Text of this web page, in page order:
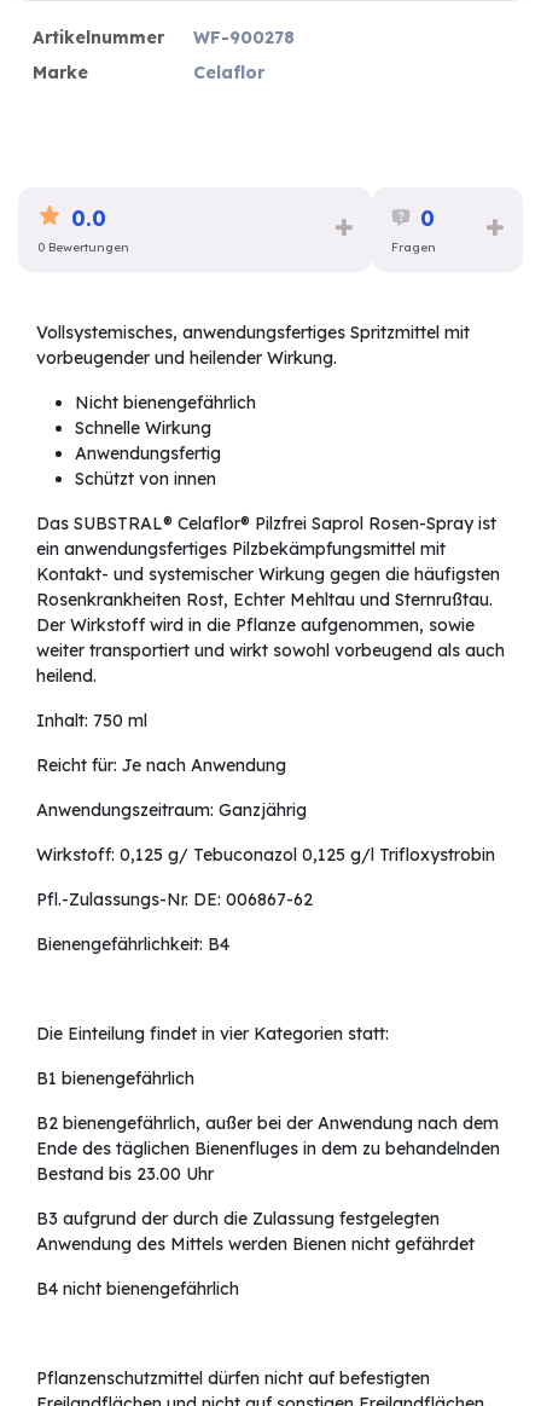
Artikelnummer
WF-900278
Marke
Celaflor
0.0
0 Bewertungen
0
Fragen
Vollsystemisches, anwendungsfertiges Spritzmittel mit
vorbeugender und heilender Wirkung.
Nicht bienengefährlich
Schnelle Wirkung
Anwendungsfertig
Schützt von innen
Das SUBSTRAL® Celaflor® Pilzfrei Saprol Rosen-Spray ist
ein anwendungsfertiges Pilzbekämpfungsmittel mit
Kontakt- und systemischer Wirkung gegen die häufigsten
Rosenkrankheiten Rost, Echter Mehltau und Sternrußtau.
Der Wirkstoff wird in die Pflanze aufgenommen, sowie
weiter transportiert und wirkt sowohl vorbeugend als auch
heilend.
Inhalt: 750 ml
Reicht für: Je nach Anwendung
Anwendungszeitraum: Ganzjährig
Wirkstoff: 0,125 g/ Tebuconazol 0,125 g/l Trifloxystrobin
Pfl.-Zulassungs-Nr. DE: 006867-62
Bienengefährlichkeit: B4
Die Einteilung findet in vier Kategorien statt:
B1 bienengefährlich
B2 bienengefährlich, außer bei der Anwendung nach dem
Ende des täglichen Bienenfluges in dem zu behandelnden
Bestand bis 23.00 Uhr
B3 aufgrund der durch die Zulassung festgelegten
Anwendung des Mittels werden Bienen nicht gefährdet
B4 nicht bienengefährlich
Pflanzenschutzmittel dürfen nicht auf befestigten